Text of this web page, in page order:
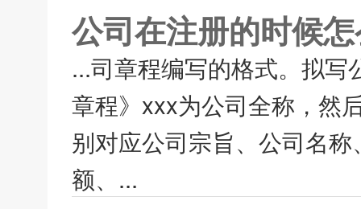
公司在注册的时候
...司章程编写的格式。拟
章程》xxx为公司全称，然
别对应公司宗旨、公司名
额、...